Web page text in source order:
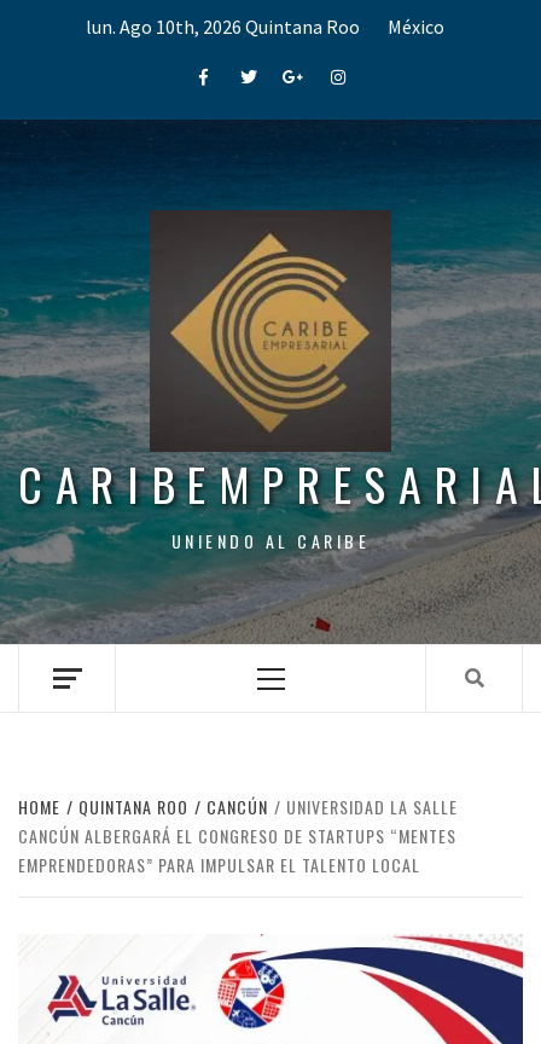
lun. Ago 10th, 2026 Quintana Roo México
FacebookTwitterGoogle+Instagram
UNIENDO AL CARIBE
Menu
HOME QUINTANA ROO CANCÚN
UNIVERSIDAD LA SALLE
CANCÚN ALBERGARÁ EL CONGRESO DE STARTUPS “MENTES
EMPRENDEDORAS” PARA IMPULSAR EL TALENTO LOCAL